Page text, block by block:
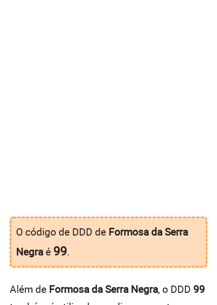
O código de DDD de Formosa da Serra
Negra é 99.
Além de Formosa da Serra Negra, o DDD 99